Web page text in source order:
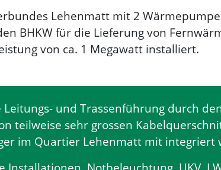
Lehenmatt mit 2
BHKW für die Lieferung von
von ca. 1 Megawatt installiert.
und Trassenführung durch
teilweise sehr grossen
im Quartier Lehenmatt mit integriert